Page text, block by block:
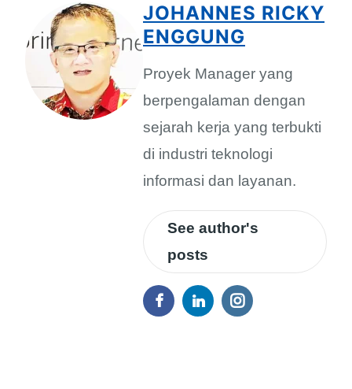
JOHANNES RICKY
ENGGUNG
Proyek Manager yang
berpengalaman dengan
sejarah kerja yang terbukti
di industri teknologi
informasi dan layanan.
See author's
posts